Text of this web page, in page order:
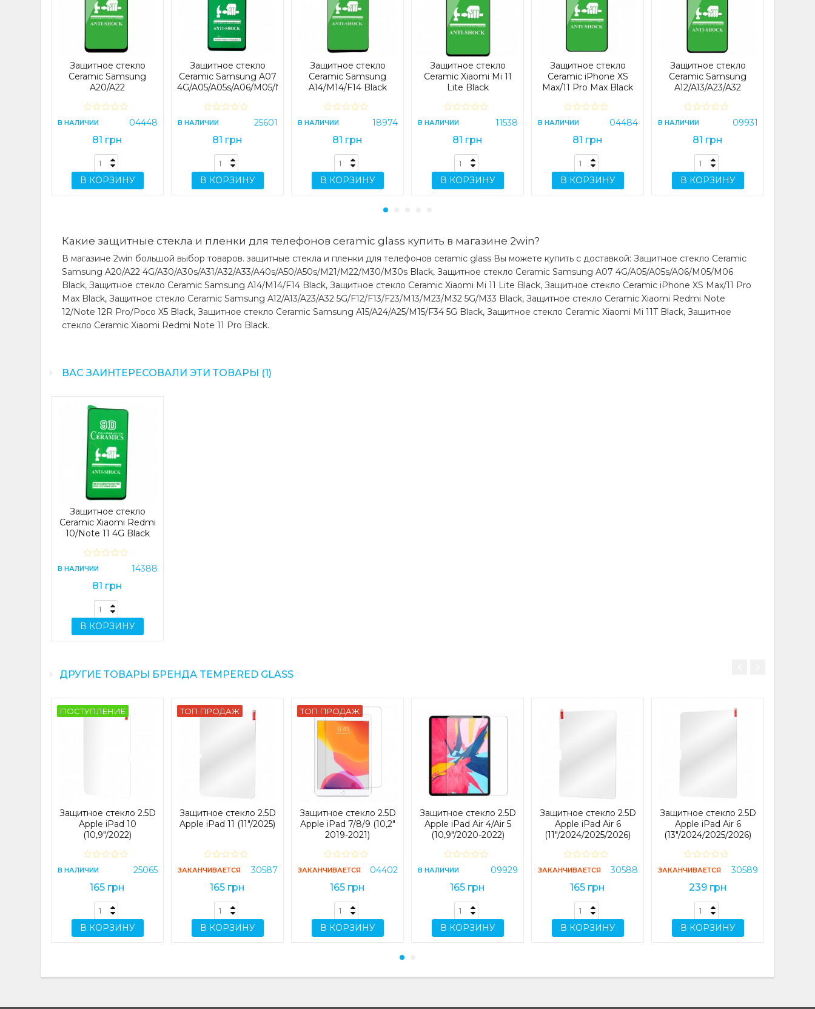
Защитное стекло
Ceramic Samsung
A20/A22
Black
В НАЛИЧИИ 04448
81 грн
В КОРЗИНУ
Защитное стекло
Ceramic Samsung A07
4G/A05/A05s/A06/M05/M06
В НАЛИЧИИ 25601
81 грн
В КОРЗИНУ
Защитное стекло
Ceramic Samsung
A14/M14/F14 Black
В НАЛИЧИИ 18974
81 грн
В КОРЗИНУ
Защитное стекло
Ceramic Xiaomi Mi 11
Lite Black
В НАЛИЧИИ 11538
81 грн
В КОРЗИНУ
Защитное стекло
Ceramic iPhone XS
Max/11 Pro Max Black
В НАЛИЧИИ 04484
81 грн
В КОРЗИНУ
Защитное стекло
Ceramic Samsung
A12/A13/A23/A32
5G/M33 Black
В НАЛИЧИИ 09931
81 грн
В КОРЗИНУ
Какие защитные стекла и пленки для телефонов ceramic glass купить в магазине 2win?
В магазине 2win большой выбор товаров. защитные стекла и пленки для телефонов ceramic glass Вы можете купить с доставкой: Защитное стекло Ceramic
Samsung A20/A22 4G/A30/A30s/A31/A32/A33/A40s/A50/A50s/M21/M22/M30/M30s Black, Защитное стекло Ceramic Samsung A07 4G/A05/A05s/A06/M05/M06
Black, Защитное стекло Ceramic Samsung A14/M14/F14 Black, Защитное стекло Ceramic Xiaomi Mi 11 Lite Black, Защитное стекло Ceramic iPhone XS Max/11 Pro
Max Black, Защитное стекло Ceramic Samsung A12/A13/A23/A32 5G/F12/F13/F23/M13/M23/M32 5G/M33 Black, Защитное стекло Ceramic Xiaomi Redmi Note
12/Note 12R Pro/Poco X5 Black, Защитное стекло Ceramic Samsung A15/A24/A25/M15/F34 5G Black, Защитное стекло Ceramic Xiaomi Mi 11T Black, Защитное
стекло Ceramic Xiaomi Redmi Note 11 Pro Black.
ВАС ЗАИНТЕРЕСОВАЛИ ЭТИ ТОВАРЫ (1)
Защитное стекло
Ceramic Xiaomi Redmi
10/Note 11 4G Black
В НАЛИЧИИ 14388
81 грн
В КОРЗИНУ
ДРУГИЕ ТОВАРЫ БРЕНДА TEMPERED GLASS
ПОСТУПЛЕНИЕ
Защитное стекло 2.5D
Apple iPad 10
(10,9"/2022)
В НАЛИЧИИ 25065
165 грн
В КОРЗИНУ
ТОП ПРОДАЖ
Защитное стекло 2.5D
Apple iPad 11 (11"/2025)
ЗАКАНЧИВАЕТСЯ 30587
165 грн
В КОРЗИНУ
ТОП ПРОДАЖ
Защитное стекло 2.5D
Apple iPad 7/8/9 (10,2"
2019-2021)
ЗАКАНЧИВАЕТСЯ 04402
165 грн
В КОРЗИНУ
Защитное стекло 2.5D
Apple iPad Air 4/Air 5
(10,9"/2020-2022)
В НАЛИЧИИ 09929
165 грн
В КОРЗИНУ
Защитное стекло 2.5D
Apple iPad Air 6
(11"/2024/2025/2026)
ЗАКАНЧИВАЕТСЯ 30588
165 грн
В КОРЗИНУ
Защитное стекло 2.5D
Apple iPad Air 6
(13"/2024/2025/2026)
ЗАКАНЧИВАЕТСЯ 30589
239 грн
В КОРЗИНУ